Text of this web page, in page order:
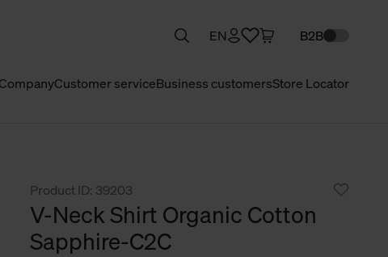
CompanyCustomer serviceBusiness customersStore Locator
EN B2B
Product ID: 39203
V-Neck Shirt Organic Cotton
Sapphire-C2C